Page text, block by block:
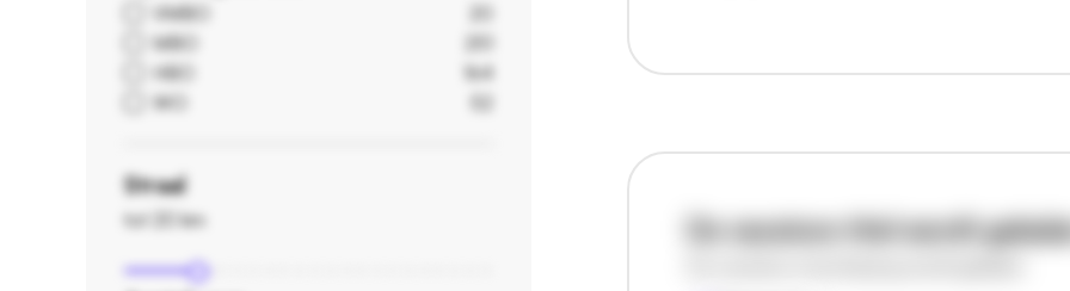
VMBO
MBO
HBO
164
WO
Straal
tot 20 km De vacature titel wordt